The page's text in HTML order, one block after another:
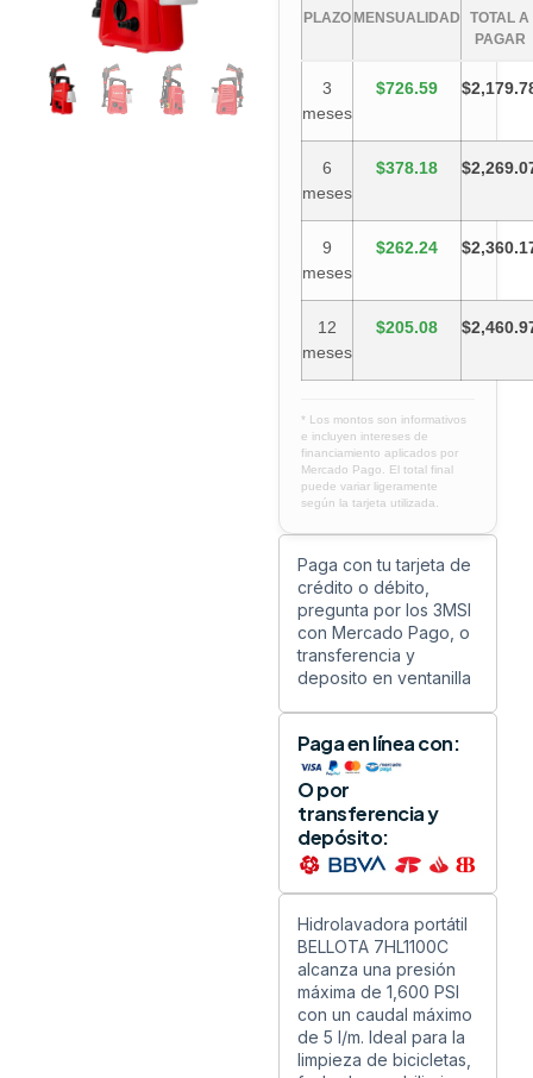
PLAZO MENSUALIDAD
TOTAL A
PAGAR
3
meses
$726.59
6
meses
$378.18
9
meses
$262.24
12
meses
$205.08
* Los montos son informativos
e incluyen intereses de
financiamiento aplicados por
Mercado Pago. El total final
puede variar ligeramente
según la tarjeta utilizada.
Paga con tu tarjeta de
crédito o débito,
pregunta por los 3MSI
con Mercado Pago, o
transferencia y
deposito en ventanilla
Paga en línea con:
O por
transferencia y
depósito:
Hidrolavadora portátil
BELLOTA 7HL1100C
alcanza una presión
máxima de 1,600 PSI
con un caudal máximo
de 5 l/m. Ideal para la
limpieza de bicicletas,